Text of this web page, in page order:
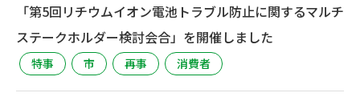
「第5回リチウムイオン電池トラブル防止に関するマルチ
ステークホルダー検討会合」を開催しました
特事 市 再事 消費者